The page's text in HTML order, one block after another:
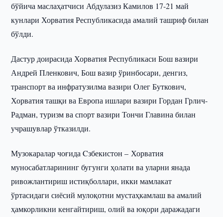
бўйича маслаҳатчиси Абдулазиз Камилов 17-21 май
кунлари Хорватия Республикасида амалий ташриф билан
бўлди.
Дастур доирасида Хорватия Республикаси Бош вазири
Андрей Пленкович, Бош вазир ўринбосари, денгиз,
транспорт ва инфратузилма вазири Олег Буткович,
Хорватия ташқи ва Европа ишлари вазири Гордан Грлич-
Радман, туризм ва спорт вазири Тончи Главина билан
учрашувлар ўтказилди.
Музокаралар чоғида Cзбекистон – Хорватия
муносабатларининг бугунги ҳолати ва уларни янада
ривожлантириш истиқболлари, икки мамлакат
ўртасидаги сиёсий мулоқотни мустаҳкамлаш ва амалий
ҳамкорликни кенгайтириш, олий ва юқори даражадаги